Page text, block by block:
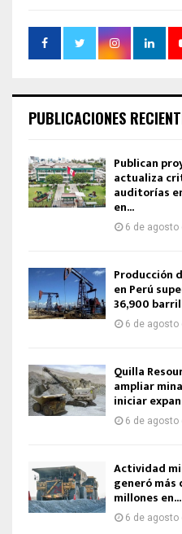
PUBLICACIONES
Publican
actualiza
auditorías
en...
6 de agosto
Producción
en Perú
36,900
6 de agosto
Quilla
ampliar
iniciar
6 de agosto
Actividad
generó más
millones en...
6 de agosto